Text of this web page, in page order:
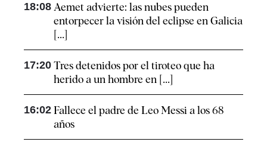
18:08 Aemet advierte: las nubes pueden
entorpecer la visión del eclipse en Galicia
[...]
17:20 Tres detenidos por el tiroteo que ha
herido a un hombre en [...]
16:02 Fallece el padre de Leo Messi a los 68
años